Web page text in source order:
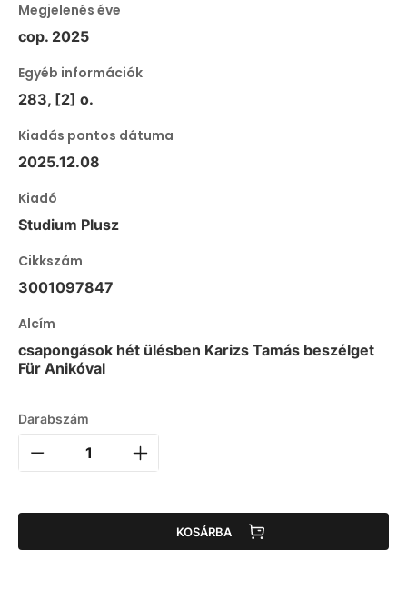
Megjelenés éve
cop. 2025
Egyéb információk
283, [2] o.
Kiadás pontos dátuma
2025.12.08
Kiadó
Studium Plusz
Cikkszám
3001097847
Alcím
csapongások hét ülésben Karizs Tamás beszélget
Für Anikóval
Darabszám
KOSÁRBA